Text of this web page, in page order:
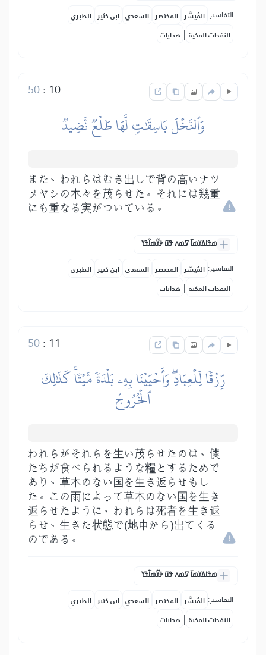
التفاسير: المُيسَّر المختصر السعدي ابن كثير الطبري
النفحات المكية | هدايات
10
:
50
وَٱلنَّخۡلَ بَاسِقَٰتٖ لَّهَا طَلۡعٞ نَّضِيدٞ
また、われらはむき出しで背の高いナツ
メヤシの木々を茂らせた。それには幾重
にも重なる実がついている。
ߘߟߊߡߌߘߊ߫ ߜߘߍ ߟߎ߫ ߦߌ߬ߘߊ߬ߟߌ
التفاسير: المُيسَّر المختصر السعدي ابن كثير الطبري
النفحات المكية | هدايات
11
:
50
رِّزۡقٗا لِّلۡعِبَادِۖ وَأَحۡيَيۡنَا بِهِۦ بَلۡدَةٗ مَّيۡتٗاۚ كَذَٰلِكَ
ٱلۡخُرُوجُ
われらがそれらを生い茂らせたのは、僕
たちが食べられるような糧とするためで
あり、草木のない国を生き返らせもし
た。この雨によって草木のない国を生き
返らせたように、われらは死者を生き返
らせ、生きた状態で(地中から)出てくる
のである。
ߘߟߊߡߌߘߊ߫ ߜߘߍ ߟߎ߫ ߦߌ߬ߘߊ߬ߟߌ
التفاسير: المُيسَّر المختصر السعدي ابن كثير الطبري
النفحات المكية | هدايات